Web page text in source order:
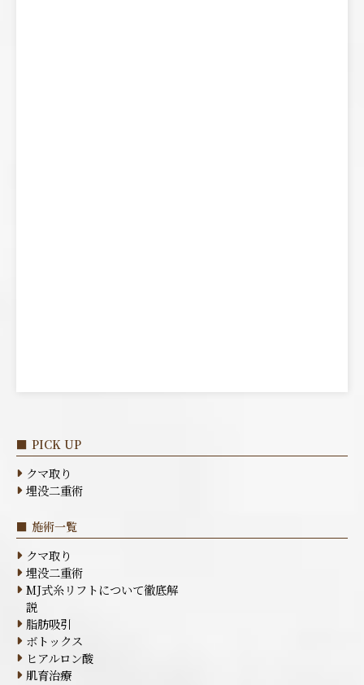
PICK UP
クマ取り
埋没二重術
施術一覧
クマ取り
埋没二重術
MJ式糸リフトについて徹底解
説
脂肪吸引
ボトックス
ヒアルロン酸
肌育治療